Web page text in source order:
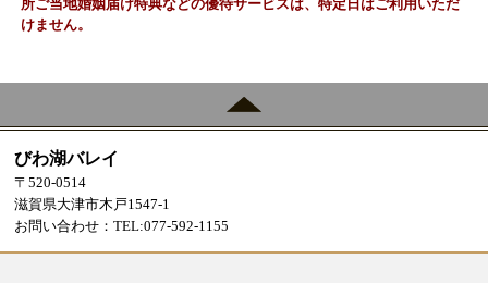
所ご当地婚姻届け特典などの優待サービスは、特定日はご利用いただ
けません。
びわ湖バレイ
〒520-0514
滋賀県大津市木戸1547-1
お問い合わせ：TEL:077-592-1155